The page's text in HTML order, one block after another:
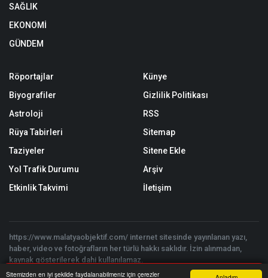
Sitemizden en iyi şekilde faydalanabilmeniz için çerezler
SAĞLIK
EKONOMİ
GÜNDEM
Röportajlar
Biyografiler
Astroloji
Rüya Tabirleri
Taziyeler
Yol Trafik Durumu
Etkinlik Takvimi
Künye
Gizlilik Politikası
RSS
Sitemap
Sitene Ekle
Arşiv
İletişim
https://www.malatyaobjektif.com/ internet sitesinde yayınlanan yazı,
haber, video ve fotoğrafların her türlü hakkı saklıdır. İzin alınmadan,
kaynak gösterilerek dahi kullanılamaz.
Copyright © 2026 Malatya Objektif - Tüm hakları saklıdır. | Yazılım: